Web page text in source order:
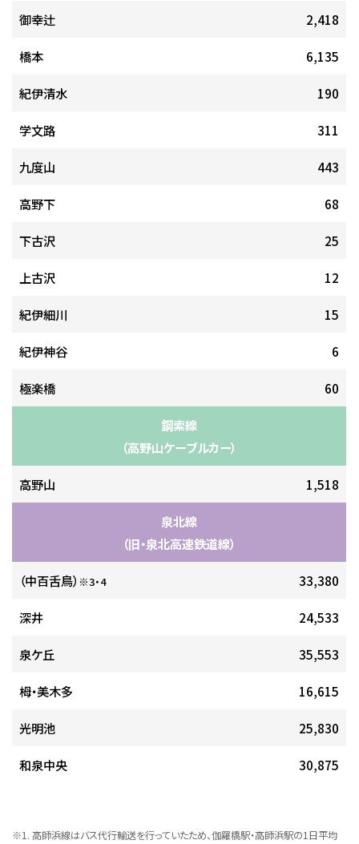
御幸辻 2,418
橋本 6,135
紀伊清水 190
学文路 311
九度山 443
高野下 68
下古沢 25
上古沢 12
紀伊細川 15
紀伊神谷 6
極楽橋 60
鋼索線
（高野山ケーブルカー）
高野山 1,518
泉北線
（旧・泉北高速鉄道線）
（中百舌鳥） ※3・4 33,380
深井 24,533
泉ケ丘 35,553
栂・美木多 16,615
光明池 25,830
和泉中央 30,875
※1. 高師浜線はバス代行輸送を行っていたため、伽羅橋駅・高師浜駅の1日平均